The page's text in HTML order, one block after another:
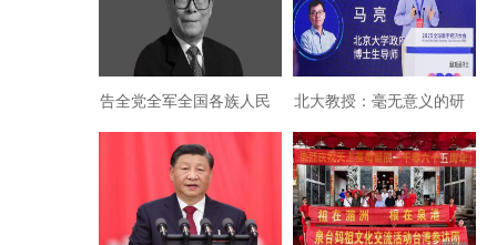
告全党全军全国各族人民
书：江泽民同志永垂不
朽！
北大教授：毫无意义的研
究正在大行其道，等于“放
屁”